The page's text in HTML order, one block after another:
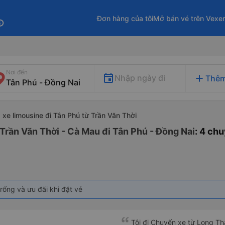
Đơn hàng của tôiMở bán vé trên
Nơi đến
Nhập ngày đi add
xe limousine đi Tân Phú từ Trần Văn Thời
Văn Thời - Cà Mau đi Tân Phú - Đồng Nai: 4
và ưu đãi khi đặt vé
Tôi đi Chuyến xe từ Long